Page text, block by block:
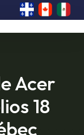
Acer
18